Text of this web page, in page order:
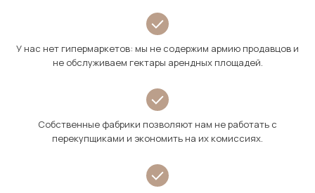
У нас нет гипермаркетов: мы не содержим армию продавцов и
не обслуживаем гектары арендных площадей.
Собственные фабрики позволяют нам не работать с
перекупщиками и экономить на их комиссиях.